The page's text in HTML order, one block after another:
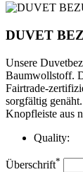
DUVET
Unsere
Baumwollstoff.
Fairtrade-
sorgfältig genäht.
Knopfleiste aus
Quality:
Überschrift*